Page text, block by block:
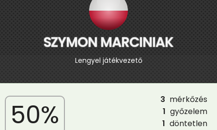
SZYMON MARCINIAK
Lengyel játékvezető
50% 3 mérkőzés
1 győzelem
1 döntetlen